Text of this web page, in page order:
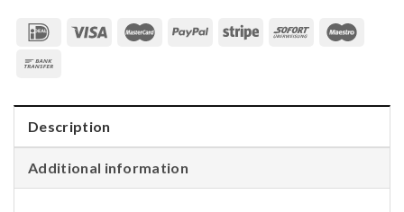
Description
Additional information